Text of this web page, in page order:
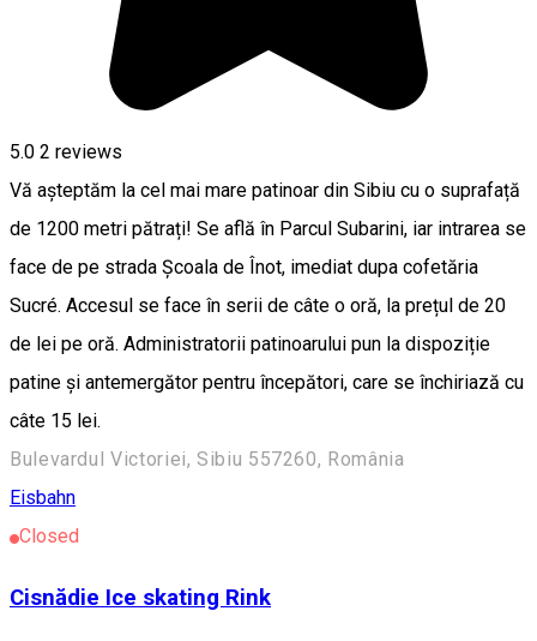
5.0 2 reviews
Vă așteptăm la cel mai mare patinoar din Sibiu cu o suprafață
de 1200 metri pătrați! Se află în Parcul Subarini, iar intrarea se
face de pe strada Școala de Înot, imediat dupa cofetăria
Sucré. Accesul se face în serii de câte o oră, la prețul de 20
de lei pe oră. Administratorii patinoarului pun la dispoziție
patine și antemergător pentru începători, care se închiriază cu
câte 15 lei.
Bulevardul Victoriei, Sibiu 557260, România
Eisbahn
Closed
Cisnădie Ice skating Rink